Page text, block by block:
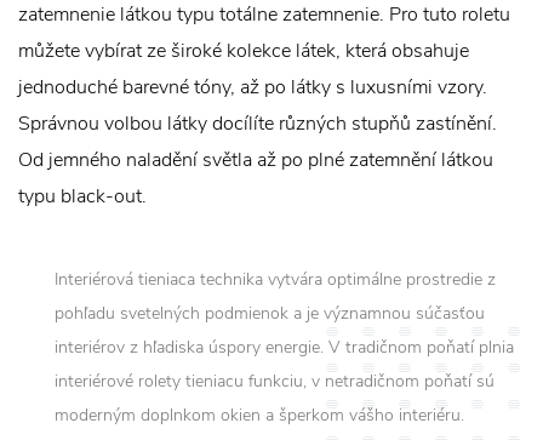
zatemnenie látkou typu totálne zatemnenie. Pro tuto roletu
můžete vybírat ze široké kolekce látek, která obsahuje
jednoduché barevné tóny, až po látky s luxusními vzory.
Správnou volbou látky docílíte různých stupňů zastínění.
Od jemného naladění světla až po plné zatemnění látkou
typu black-out.
Interiérová tieniaca technika vytvára optimálne prostredie z
pohľadu svetelných podmienok a je významnou súčasťou
interiérov z hľadiska úspory energie. V tradičnom poňatí plnia
interiérové rolety tieniacu funkciu, v netradičnom poňatí sú
moderným doplnkom okien a šperkom vášho interiéru.